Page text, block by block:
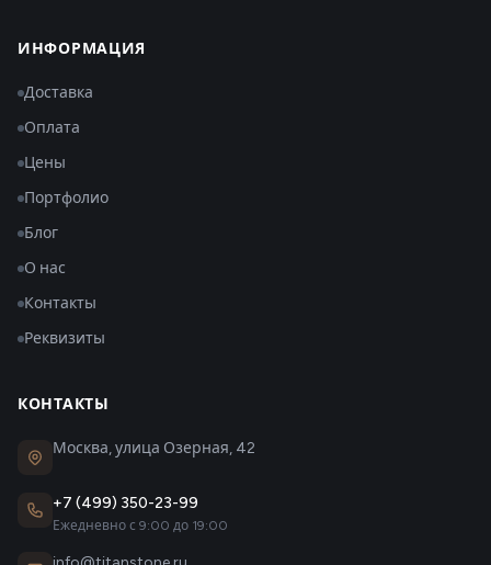
ИНФОРМАЦИЯ
Доставка
Оплата
Цены
Портфолио
Блог
О нас
Контакты
Реквизиты
КОНТАКТЫ
Москва, улица Озерная, 42
+7 (499) 350-23-99
Ежедневно с 9:00 до 19:00